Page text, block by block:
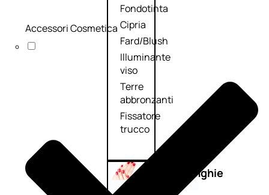
Fondotinta
Cipria
Fard/Blush
Illuminante
viso
Terre
abbronzanti
Fissatore
trucco
Unghie
Accessori Cosmetica